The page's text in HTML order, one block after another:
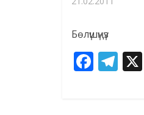
Бөлүшүңүз
F T